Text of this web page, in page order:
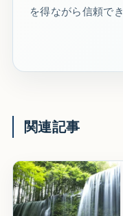
を得ながら信頼で
関連記事